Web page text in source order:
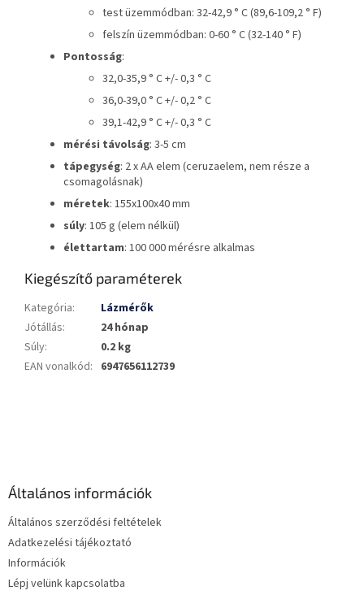
test üzemmódban: 32-42,9 ° C (89,6-109,2 ° F)
felszín üzemmódban: 0-60 ° C (32-140 ° F)
Pontosság:
32,0-35,9 ° C +/- 0,3 ° C
36,0-39,0 ° C +/- 0,2 ° C
39,1-42,9 ° C +/- 0,3 ° C
mérési távolság: 3-5 cm
tápegység: 2 x AA elem (ceruzaelem, nem része a
csomagolásnak)
méretek: 155x100x40 mm
súly: 105 g (elem nélkül)
élettartam: 100 000 mérésre alkalmas
Kiegészítő paraméterek
Kategória:
Lázmérők
Jótállás:
24 hónap
Súly:
0.2 kg
EAN vonalkód: 6947656112739
Általános információk
Általános szerződési feltételek
Adatkezelési tájékoztató
Információk
Lépj velünk kapcsolatba